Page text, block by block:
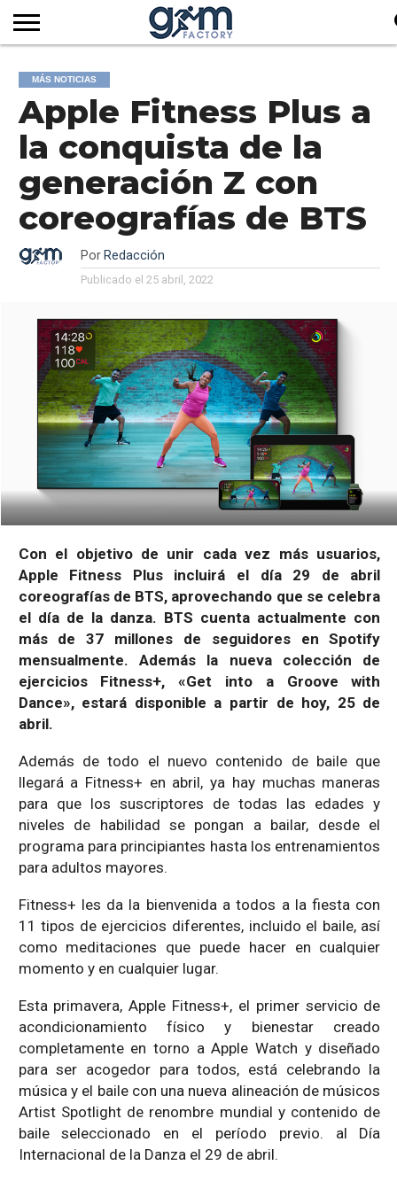
REVISTA
GYM
FACTORY
CLUB
DE
EMPRESAS
DEL
SERVICIOS
AUDIOVISUALES
MÁS
NOTICIAS
SUSCRIPCIÓN
MÁS NOTICIAS
Apple Fitness Plus a
la conquista de la
generación Z con
coreografías de BTS
Por Redacción
Publicado el 25 abril, 2022
Con el objetivo de unir cada vez más usuarios,
Apple Fitness Plus incluirá el día 29 de abril
coreografías de BTS, aprovechando que se celebra
el día de la danza. BTS cuenta actualmente con
más de 37 millones de seguidores en Spotify
mensualmente. Además la nueva colección de
ejercicios Fitness+, «Get into a Groove with
Dance», estará disponible a partir de hoy, 25 de
abril.
Además de todo el nuevo contenido de baile que
llegará a Fitness+ en abril, ya hay muchas maneras
para que los suscriptores de todas las edades y
niveles de habilidad se pongan a bailar, desde el
programa para principiantes hasta los entrenamientos
para adultos mayores.
Fitness+ les da la bienvenida a todos a la fiesta con
11 tipos de ejercicios diferentes, incluido el baile, así
como meditaciones que puede hacer en cualquier
momento y en cualquier lugar.
Esta primavera, Apple Fitness+, el primer servicio de
acondicionamiento físico y bienestar creado
completamente en torno a Apple Watch y diseñado
para ser acogedor para todos, está celebrando la
música y el baile con una nueva alineación de músicos
Artist Spotlight de renombre mundial y contenido de
baile seleccionado en el período previo. al Día
Internacional de la Danza el 29 de abril.